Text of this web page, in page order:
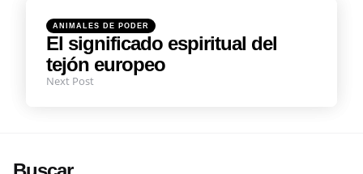
Posted
in
ANIMALES DE PODER
El significado espiritual del
tejón europeo
Next Post